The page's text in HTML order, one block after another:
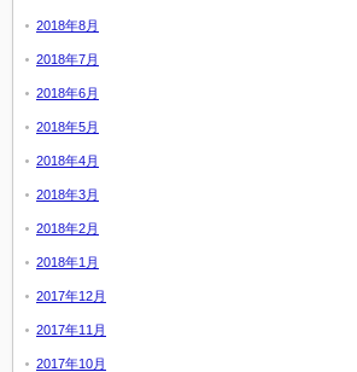
2018年8月
2018年7月
2018年6月
2018年5月
2018年4月
2018年3月
2018年2月
2018年1月
2017年12月
2017年11月
2017年10月